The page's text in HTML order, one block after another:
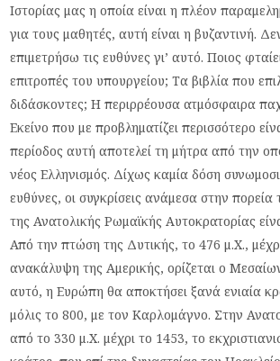
Ιστορίας μας η οποία είναι η πλέον
για τους μαθητές, αυτή είναι η βυζαντινή.
επιμετρήσω τις ευθύνες γι’ αυτό. Ποιος
επιτροπές του υπουργείου; Τα βιβλία που
διδάσκοντες; Η περιρρέουσα ατμόσφαιρα
Εκείνο που με προβληματίζει περισσότερο
περίοδος αυτή αποτελεί τη μήτρα από την
νέος Ελληνισμός. Δίχως καμία δόση
ευθύνες, οι συγκρίσεις ανάμεσα στην πορεία
της Ανατολικής Ρωμαϊκής Αυτοκρατορίας
Από την πτώση της Δυτικής, το 476 μ.Χ.,
ανακάλυψη της Αμερικής, ορίζεται ο
αυτό, η Ευρώπη θα αποκτήσει ξανά ενιαία
μόλις το 800, με τον Καρλομάγνο. Στην
από το 330 μ.Χ. μέχρι το 1453, το